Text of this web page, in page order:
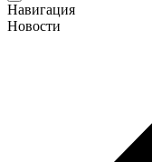
Навигация
Новости